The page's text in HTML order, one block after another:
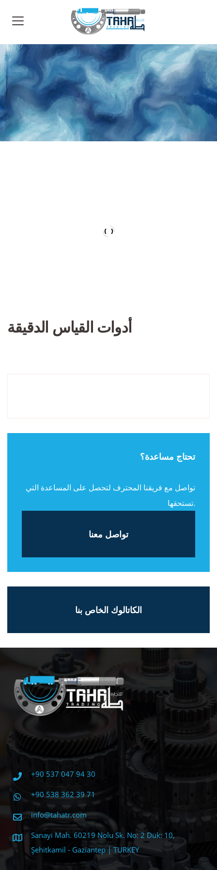
أدوات القياس الدقيقة
تحتاج مساعدة؟
تواصل مع فريقنا المحترف لتحصل على المساعدة التي
تستحقها.
تواصل معنا
الكاتالوك الخاص بنا
+90 537 047 94 30
+90 538 362 39 71
info@tahatr.com
Sanayi Mah. 60219 Nolu Sk. No: 2 Dük: 10,
Şehitkamil - Gaziantep | TURKEY